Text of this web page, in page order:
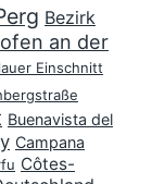
Bezirk
an der
Einschnitt
Buenavista del
Campana
Côtes-